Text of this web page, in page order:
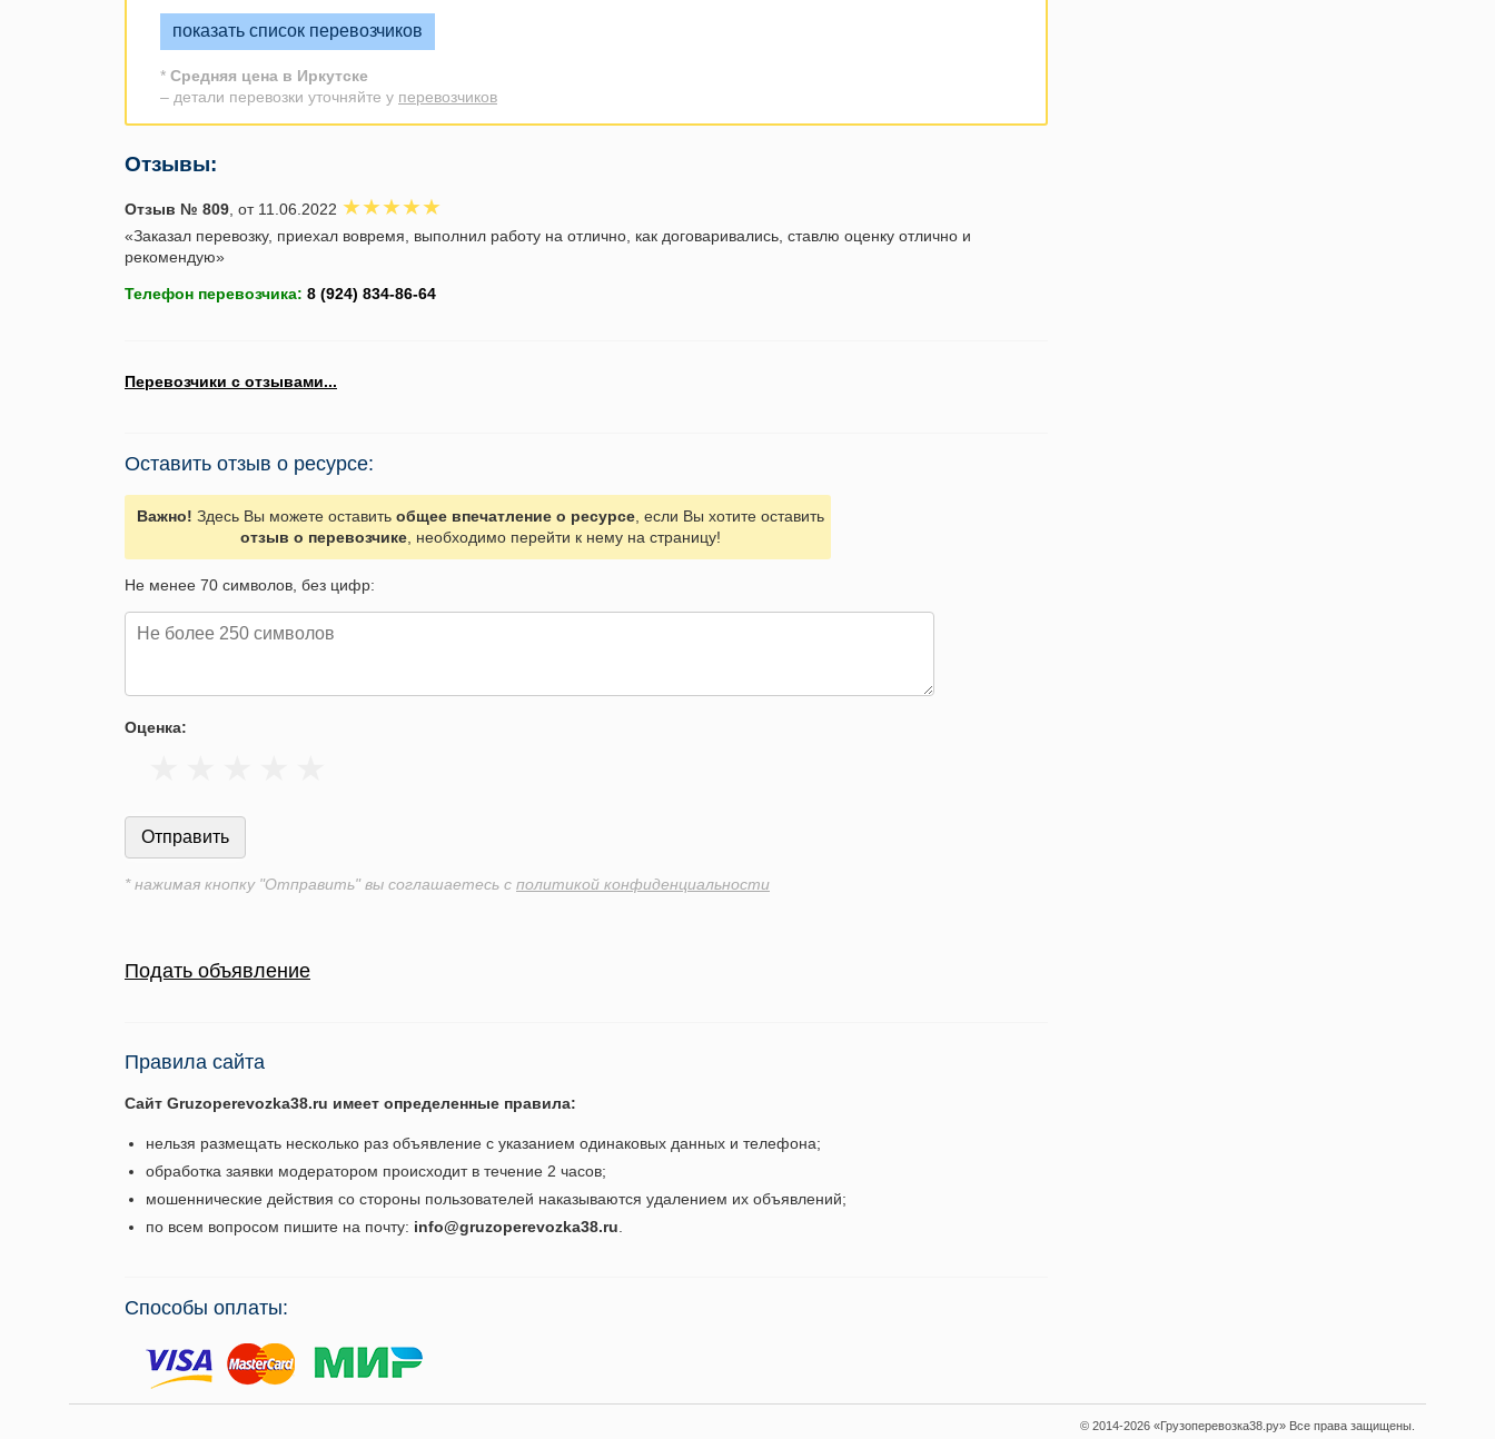
показать список перевозчиков
* Средняя цена в Иркутске
– детали перевозки уточняйте у перевозчиков
Отзывы:
Отзыв № 809 , от 11.06.2022
«Заказал перевозку, приехал вовремя, выполнил работу на отлично, как договаривались, ставлю оценку отлично и
рекомендую»
Телефон перевозчика:
Перевозчики с отзывами...
Оставить отзыв о ресурсе:
Важно! Здесь Вы можете оставить общее впечатление о ресурсе, если Вы хотите оставить
отзыв о перевозчике, необходимо перейти к нему на страницу!
Не менее 70 символов, без цифр:
Оценка:
* нажимая кнопку "Отправить" вы соглашаетесь с политикой конфиденциальности
Подать объявление
Правила сайта
Сайт Gruzoperevozka38.ru имеет определенные правила:
нельзя размещать несколько раз объявление с указанием одинаковых данных и телефона;
обработка заявки модератором происходит в течение 2 часов;
мошеннические действия со стороны пользователей наказываются удалением их объявлений;
по всем вопросом пишите на почту: info@gruzoperevozka38.ru.
Способы оплаты:
© 2014-2026 «Грузоперевозка38.ру» Все права защищены.